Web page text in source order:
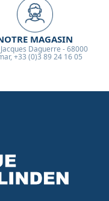
MAGASIN
Daguerre - 68000
+33 (0)3 89 24 16 05